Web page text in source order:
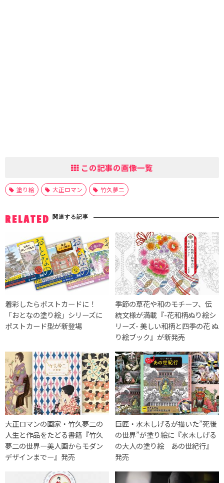
この記事の画像一覧
塗り絵 大正ロマン 竹久夢二
RELATED 関連する記事
着彩したらポストカードに！
「おとなの塗り絵」シリーズに
ポストカード型が新登場
季節の草花や和のモチーフ、伝
統文様が満載『-花和柄ぬり絵シ
リーズ- 美しい和柄と四季の花 ぬ
り絵ブック』が新発売
大正ロマンの画家・竹久夢二の
人生と作品をたどる書籍『竹久
夢二の世界ー美人画からモダン
デザインまでー』発売
巨匠・水木しげるが描いた”死後
の世界”が塗り絵に『水木しげる
の大人の塗り絵 あの世紀行』
発売